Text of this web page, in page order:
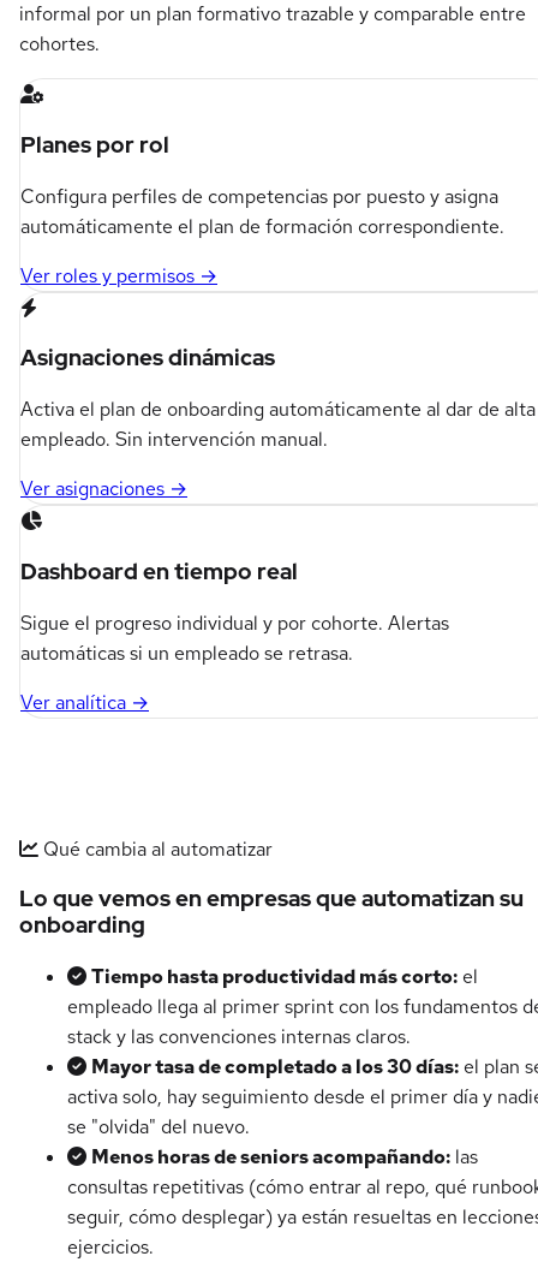
informal por un plan formativo trazable y comparable entre
cohortes.
Planes por rol
Configura perfiles de competencias por puesto y asigna
automáticamente el plan de formación correspondiente.
Ver roles y permisos →
Asignaciones dinámicas
Activa el plan de onboarding automáticamente al dar de
empleado. Sin intervención manual.
Ver asignaciones →
Dashboard en tiempo real
Sigue el progreso individual y por cohorte. Alertas
automáticas si un empleado se retrasa.
Ver analítica →
Qué cambia al automatizar
Lo que vemos en empresas que automatizan su
onboarding
Tiempo hasta productividad más corto: el
empleado llega al primer sprint con los fundamentos
stack y las convenciones internas claros.
Mayor tasa de completado a los 30 días: el plan
activa solo, hay seguimiento desde el primer día y
se "olvida" del nuevo.
Menos horas de seniors acompañando: las
consultas repetitivas (cómo entrar al repo, qué
seguir, cómo desplegar) ya están resueltas en
ejercicios.